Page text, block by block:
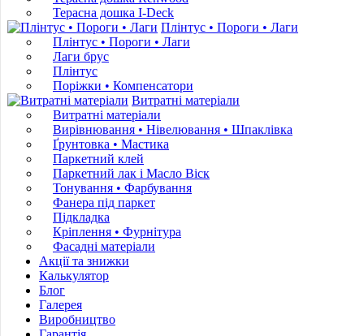
Терасна дошка I-Deck
Плінтус • Пороги • Лаги
Плінтус • Пороги • Лаги
Лаги брус
Плінтус
Поріжки • Компенсатори
Витратні матеріали
Витратні матеріали
Вирівнювання • Нівелювання • Шпаклівка
Ґрунтовкa • Мастика
Паркетний клей
Паркетний лак і Масло Віск
Тонування • Фарбування
Фанера під паркет
Підкладка
Кріплення • Фурнітура
Фасадні матеріали
Акції та знижки
Калькулятор
Блог
Галерея
Виробництво